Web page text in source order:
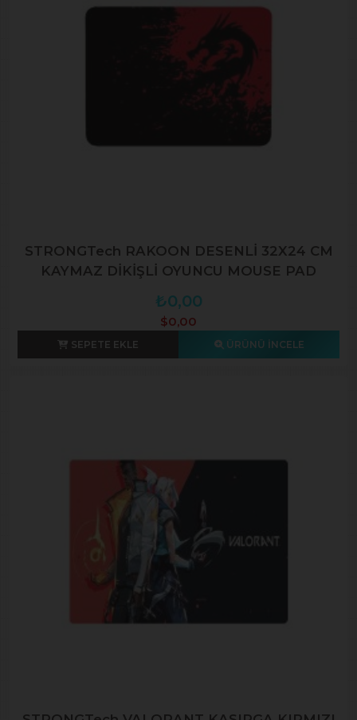
STRONGTech RAKOON DESENLİ 32X24 CM
KAYMAZ DİKİŞLİ OYUNCU MOUSE PAD
₺0,00
$0,00
SEPETE EKLE ÜRÜNÜ İNCELE